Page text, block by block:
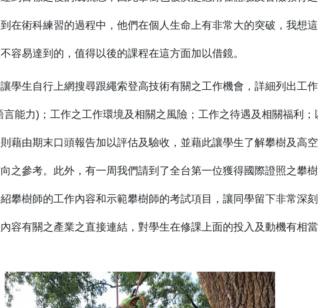
在術科練習的過程中，他們在個人生命上有非常大的突破，我想
容易達到的，值得以後的課程在這方面加以借鏡。
學生自行上網搜尋跟繩索登高技術有關之工作機會，詳細列出工作
能力)；工作之工作環境及相關之風險；工作之待遇及相關福利；
藉由期末口頭報告加以評估及驗收，並藉此讓學生了解攀樹及高
之參考。此外，有一周我們請到了全台第一位獲得國際證照之攀
攀樹師的工作內容和示範攀樹師的考試項目，讓同學留下非常深
容有關之產業之直接連結，對學生在修課上面的投入及動機有相當